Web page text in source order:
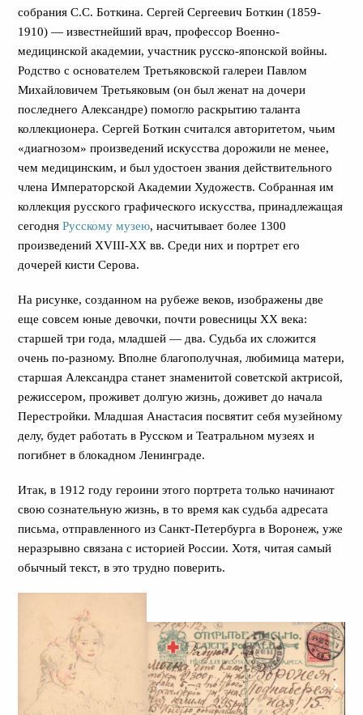
собрания С.С. Боткина. Сергей Сергеевич Боткин (1859-
1910) — известнейший врач, профессор Военно-
медицинской академии, участник русско-японской войны.
Родство с основателем Третьяковской галереи Павлом
Михайловичем Третьяковым (он был женат на дочери
последнего Александре) помогло раскрытию таланта
коллекционера. Сергей Боткин считался авторитетом, чьим
«диагнозом» произведений искусства дорожили не менее,
чем медицинским, и был удостоен звания действительного
члена Императорской Академии Художеств. Собранная им
коллекция русского графического искусства, принадлежащая
сегодня Русскому музею, насчитывает более 1300
произведений ХVIII-XX вв. Среди них и портрет его
дочерей кисти Серова.
На рисунке, созданном на рубеже веков, изображены две
еще совсем юные девочки, почти ровесницы ХХ века:
старшей три года, младшей — два. Судьба их сложится
очень по-разному. Вполне благополучная, любимица матери,
старшая Александра станет знаменитой советской актрисой,
режиссером, проживет долгую жизнь, доживет до начала
Перестройки. Младшая Анастасия посвятит себя музейному
делу, будет работать в Русском и Театральном музеях и
погибнет в блокадном Ленинграде.
Итак, в 1912 году героини этого портрета только начинают
свою сознательную жизнь, в то время как судьба адресата
письма, отправленного из Санкт-Петербурга в Воронеж, уже
неразрывно связана с историей России. Хотя, читая самый
обычный текст, в это трудно поверить.